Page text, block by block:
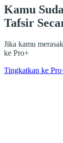
Kamu
Tafsir
Jika kamu
ke Pro+
Tingkatkan ke